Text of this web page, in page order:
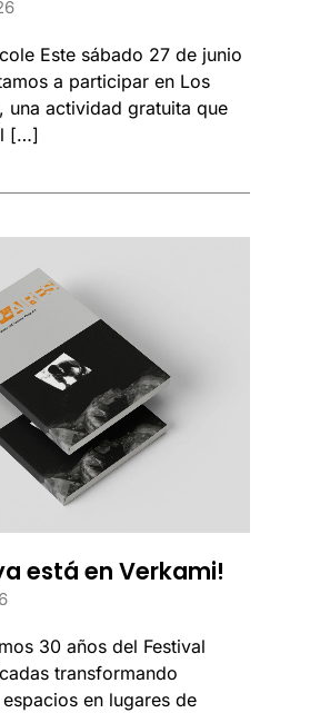
Este sábado 27 de junio
a participar en Los
una actividad gratuita que
[…]
está en Verkami!
30 años del Festival
transformando
en lugares de